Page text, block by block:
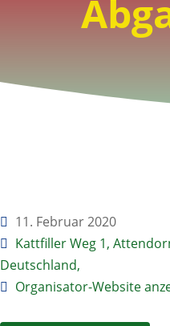
11. Februar 2020
Kattfiller Weg 1,
Deutschland,
Organisator-Website